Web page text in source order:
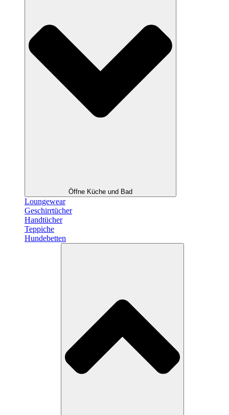
Öffne Küche und Bad
Loungewear
Geschirrtücher
Handtücher
Teppiche
Hundebetten